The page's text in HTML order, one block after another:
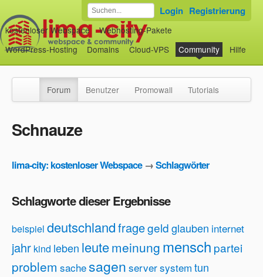
kostenloser Webspace
Webhosting-Pakete
WordPress-Hosting
Domains Cloud-VPS Community Hilfe
Login Registrierung
Forum Benutzer Promowall Tutorials
Schnauze
lima-city: kostenloser Webspace→Schlagwörter
Schlagworte dieser Ergebnisse
beispiel deutschlandfragegeldglauben internet
jahr kind leben leutemeinung mensch partei
problem sachesagen serversystem tun